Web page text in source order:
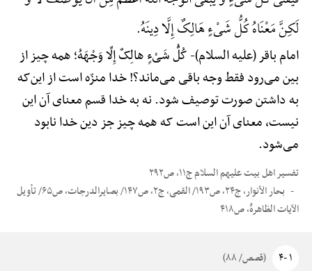
لَکِنَّ مَعْنَاهُ کُلُّ شَیْءٍ هَالِکٌ إِلَّا دِینَهُ.
امام باقر (علیه السلام)-کُلُّ شَیْءٍ هالِکٌ إِلَّا وَجْهَهُ؛ همه چیز از
بین می‌رود فقط وجه باقی می‌ماند؟! خدا منزّه است از این‌که
به داشتن صورت توصیف شود. نه به خدا قسم معنای آن این
نیست، معنای آن این است که همه چیز جز دین خدا نابود
می‌شود.
تفسیر اهل بیت علیهم السلام ج۱۱، ص۲۹۲
بحار الأنوار، ج۲۴، ص۱۹۳/ القمی، ج۲، ص۱۴۷/ بصایرالدرجات، ص۶۵/ تأویل
الآیات الظاهرهًْ، ص۴۱۸
۱ -۴ (قصص/ ۸۸)